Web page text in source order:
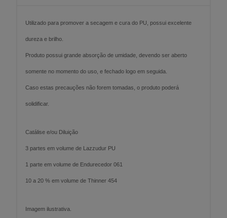
Utilizado para promover a secagem e cura do PU, possui excelente
dureza e brilho.
Produto possui grande absorção de umidade, devendo ser aberto
somente no momento do uso, e fechado logo em seguida.
Caso estas precauções não forem tomadas, o produto poderá
solidificar.
Catálise e/ou Diluição
3 partes em volume de Lazzudur PU
1 parte em volume de Endurecedor 061
10 a 20 % em volume de Thinner 454
Imagem ilustrativa.